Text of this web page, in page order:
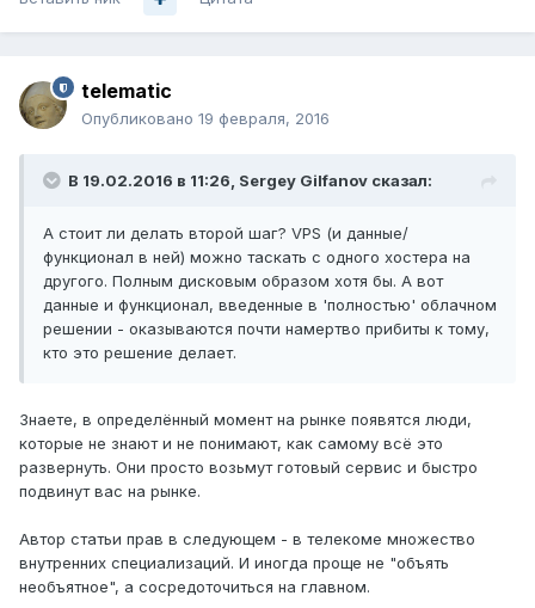
telematic
Опубликовано 19 февраля, 2016
В 19.02.2016 в 11:26, Sergey Gilfanov сказал:
А стоит ли делать второй шаг? VPS (и данные/
функционал в ней) можно таскать с одного хостера на
другого. Полным дисковым образом хотя бы. А вот
данные и функционал, введенные в 'полностью' облачном
решении - оказываются почти намертво прибиты к тому,
кто это решение делает.
Знаете, в определённый момент на рынке появятся люди,
которые не знают и не понимают, как самому всё это
развернуть. Они просто возьмут готовый сервис и быстро
подвинут вас на рынке.
Автор статьи прав в следующем - в телекоме множество
внутренних специализаций. И иногда проще не "объять
необъятное", а сосредоточиться на главном.